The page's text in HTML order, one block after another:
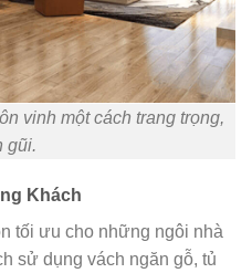
vinh một cách trang trọng,
gũi.
Khách
tối ưu cho những ngôi nhà
sử dụng vách ngăn gỗ, tủ